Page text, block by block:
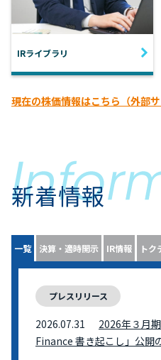
IRライブラリ
現在の株価情報はこちら（外部サ
新着情報
一覧 決算・適時開示 IR情報 トク
プレスリリース
2026.07.31
2026年３月
Finance 書き起こし」公開